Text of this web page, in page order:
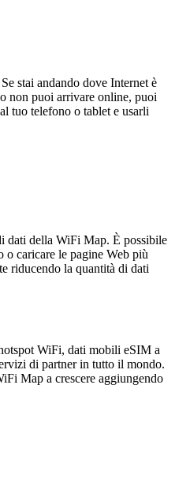
stai andando dove Internet è
non puoi arrivare online, puoi
tuo telefono o tablet e usarli
dati della WiFi Map. È possibile
o caricare le pagine Web più
riducendo la quantità di dati
WiFi, dati mobili eSIM a
di partner in tutto il mondo.
Map a crescere aggiungendo